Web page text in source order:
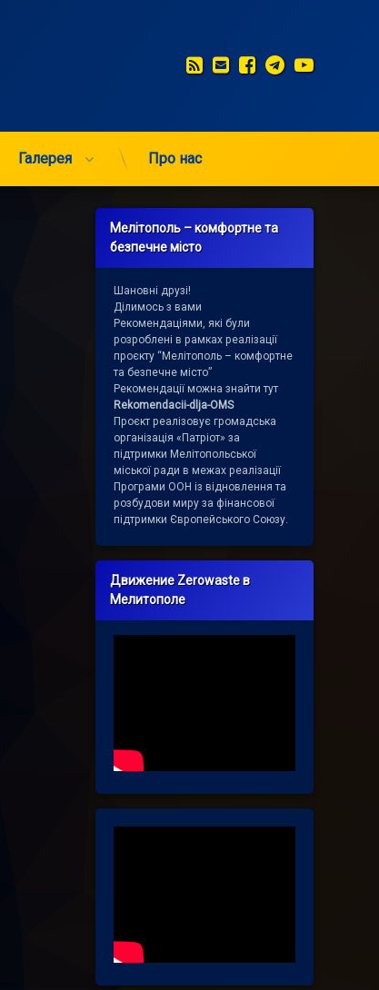
RSSE-mailFacebook
Telegram
Галерея Про нас
Мелітополь – комфортне та
безпечне місто
Шановні друзі!
Ділимось з вами
Рекомендаціями, які були
розроблені в рамках реалізації
проєкту “Мелітополь – комфортне
та безпечне місто”
Рекомендації можна знайти тут
Rekomendacii-dlja-OMS
Проєкт реалізовує громадська
організація «Патріот» за
підтримки Мелітопольської
міської ради в межах реалізації
Програми ООН із відновлення та
розбудови миру за фінансової
підтримки Європейського Союзу.
Движение Zerowaste в
Мелитополе